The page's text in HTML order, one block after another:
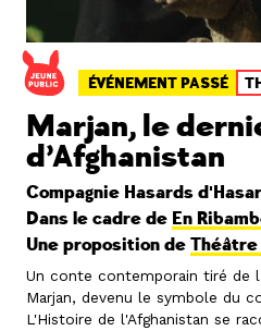
ÉVÉNEMENT PASSÉ
Marjan, le
d’Afghanistan
Compagnie Hasards
Dans le cadre de En
Une proposition de
Un conte contemporain tiré de
Marjan, devenu le symbole du
L'Histoire de l'Afghanistan se